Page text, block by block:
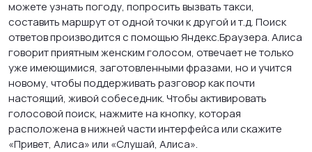
можете узнать погоду, попросить вызвать такси,
составить маршрут от одной точки к другой и т.д. Поиск
ответов производится с помощью Яндекс.Браузера. Алиса
говорит приятным женским голосом, отвечает не только
уже имеющимися, заготовленными фразами, но и учится
новому, чтобы поддерживать разговор как почти
настоящий, живой собеседник. Чтобы активировать
голосовой поиск, нажмите на кнопку, которая
расположена в нижней части интерфейса или скажите
«Привет, Алиса» или «Слушай, Алиса».